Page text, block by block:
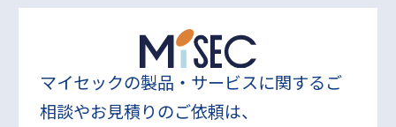
マイセックの製品・サービスに関するご
相談やお見積りのご依頼は、